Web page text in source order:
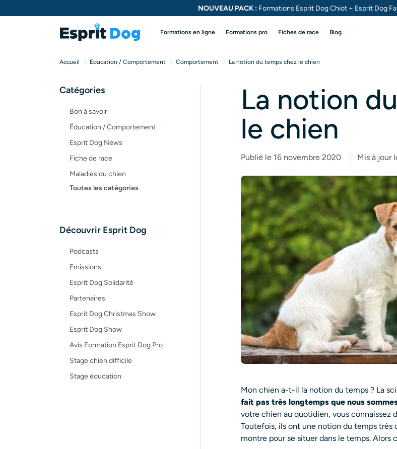
NOUVEAU PACK : Formations Esprit Dog Chiot + Esprit Dog
Formations en ligne Formations pro Fiches de race Blog
Accueil Éducation / Comportement Comportement La notion du temps chez le chien
Catégories
Bon à savoir
Éducation / Comportement
Esprit Dog News
Fiche de race
Maladies du chien
Opinion
Recettes
Toutes les catégories
Découvrir Esprit Dog
Podcasts
Emissions
Esprit Dog Solidarité
Partenaires
Esprit Dog Christmas Show
Esprit Dog Show
Avis Formation Esprit Dog Pro
Stage chien difficile
Stage éducation
La notion
le chien
Publié le 16 novembre 2020 Mis à jour
Mon chien a-t-il la notion du temps ? La
fait pas très longtemps que nous
votre chien au quotidien, vous connaissez
Toutefois, ils ont une notion du temps très
montre pour se situer dans le temps.